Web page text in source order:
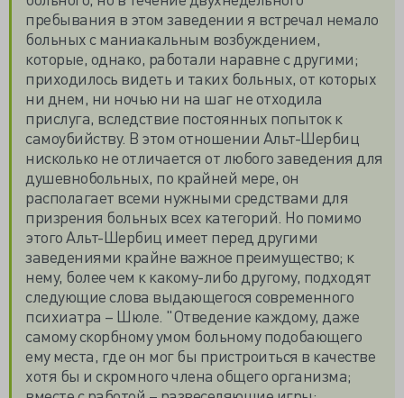
пребывания в этом заведении я встречал немало
больных с маниакальным возбуждением,
которые, однако, работали наравне с другими;
приходилось видеть и таких больных, от которых
ни днем, ни ночью ни на шаг не отходила
прислуга, вследствие постоянных попыток к
самоубийству. В этом отношении Альт-Шербиц
нисколько не отличается от любого заведения для
душевнобольных, по крайней мере, он
располагает всеми нужными средствами для
призрения больных всех категорий. Но помимо
этого Альт-Шербиц имеет перед другими
заведениями крайне важное преимущество; к
нему, более чем к какому-либо другому, подходят
следующие слова выдающегося современного
психиатра – Шюле. "Отведение каждому, даже
самому скорбному умом больному подобающего
ему места, где он мог бы пристроиться в качестве
хотя бы и скромного члена общего организма;